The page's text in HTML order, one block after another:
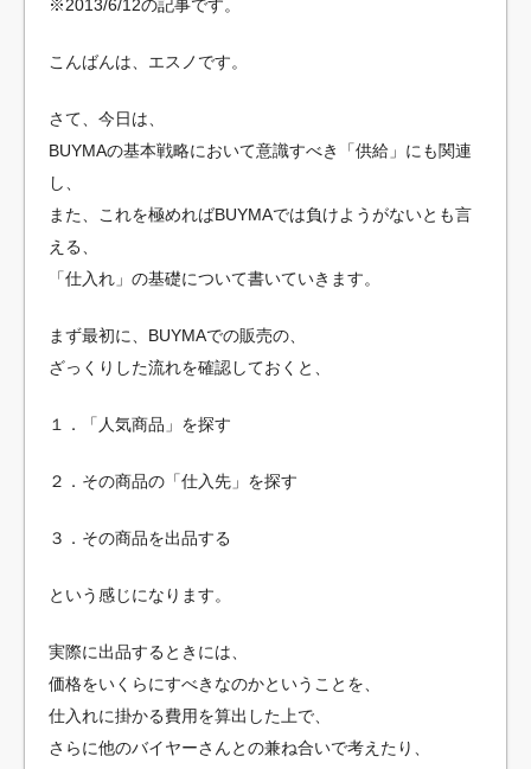
※2013/6/12の記事です。
こんばんは、エスノです。
さて、今日は、
BUYMAの基本戦略において意識すべき「供給」にも関連
し、
また、これを極めればBUYMAでは負けようがないとも言
える、
「仕入れ」の基礎について書いていきます。
まず最初に、BUYMAでの販売の、
ざっくりした流れを確認しておくと、
１．「人気商品」を探す
２．その商品の「仕入先」を探す
３．その商品を出品する
という感じになります。
実際に出品するときには、
価格をいくらにすべきなのかということを、
仕入れに掛かる費用を算出した上で、
さらに他のバイヤーさんとの兼ね合いで考えたり、